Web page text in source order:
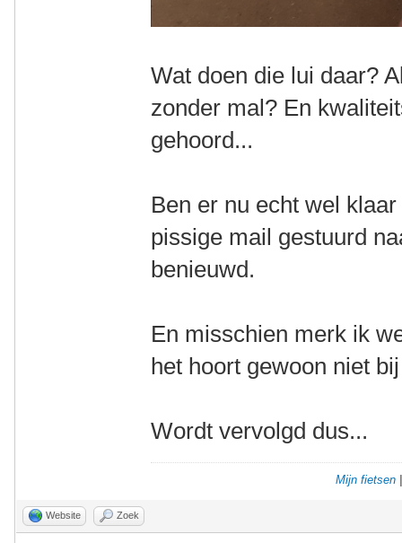
Wat doen die lui daar?
zonder mal? En
gehoord...
Ben er nu echt wel
pissige mail gestuurd
benieuwd.
En misschien merk ik
het hoort gewoon niet
Wordt vervolgd dus...
Mijn fietsen
Website Zoek